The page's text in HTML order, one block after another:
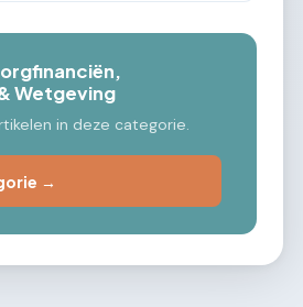
Wetgeving
in deze categorie.
→